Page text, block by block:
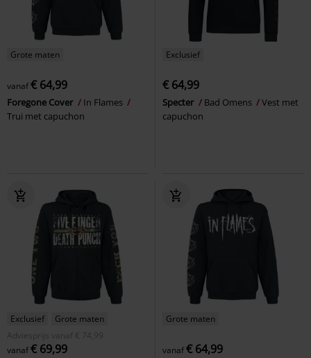
Grote maten
vanaf€ 64,99
Foregone Cover
In Flames
Trui met capuchon
Exclusief
€ 64,99
Specter Bad Omens
Vest met
capuchon
Exclusief
Grote maten
Adviesprijs
vanaf € 74,99
vanaf€ 69,99
Grote maten
vanaf€ 64,99